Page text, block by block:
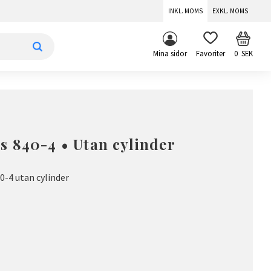
INKL. MOMS EXKL. MOMS
Mina sidor FAVORITER 0SEK
840-4 • Utan cylinder
4 utan cylinder